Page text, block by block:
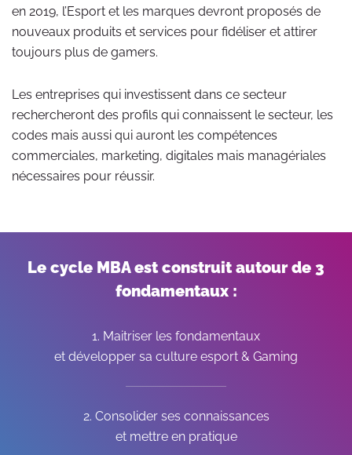
en 2019, l’Esport et les marques devront proposés de
nouveaux produits et services pour fidéliser et attirer
toujours plus de gamers.
Les entreprises qui investissent dans ce secteur
rechercheront des profils qui connaissent le secteur, les
codes mais aussi qui auront les compétences
commerciales, marketing, digitales mais managériales
nécessaires pour réussir.
Le cycle MBA est construit autour de 3
fondamentaux :
1. Maitriser les fondamentaux
et développer sa culture esport & Gaming
2. Consolider ses connaissances
et mettre en pratique